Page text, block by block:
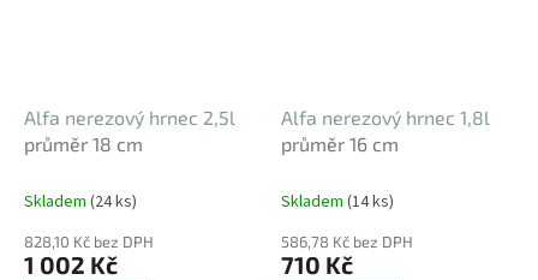
Alfa nerezový hrnec 2,5l
průměr 18 cm
Skladem (24 ks)
828,10 Kč bez DPH
1 002 Kč
Alfa nerezový hrnec 1,8l
průměr 16 cm
Skladem (14 ks)
586,78 Kč bez DPH
710 Kč